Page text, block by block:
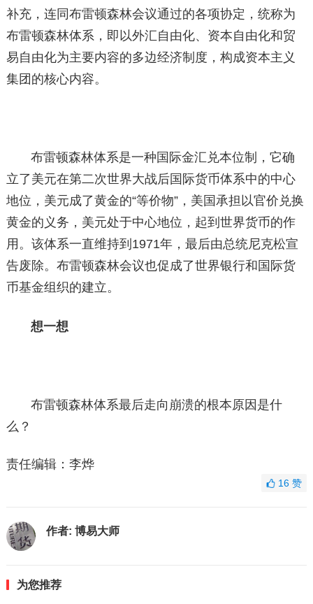
补充，连同布雷顿森林会议通过的各项协定，统称为
布雷顿森林体系，即以外汇自由化、资本自由化和贸
易自由化为主要内容的多边经济制度，构成资本主义
集团的核心内容。
布雷顿森林体系是一种国际金汇兑本位制，它确
立了美元在第二次世界大战后国际货币体系中的中心
地位，美元成了黄金的“等价物”，美国承担以官价兑换
黄金的义务，美元处于中心地位，起到世界货币的作
用。该体系一直维持到1971年，最后由总统尼克松宣
告废除。布雷顿森林会议也促成了世界银行和国际货
币基金组织的建立。
想一想
布雷顿森林体系最后走向崩溃的根本原因是什
么？
责任编辑：李烨
16赞
作者: 博易大师
为您推荐